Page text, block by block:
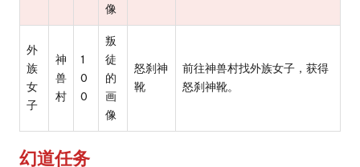
像
外
族
女
子
神
兽
村
1
0
0
叛
徒
的
画
像
怒刹神
靴
前往神兽村找外族女子，获得
怒刹神靴。
幻道任务